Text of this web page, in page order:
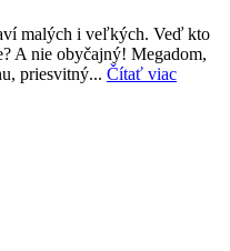
malých i veľkých. Veď kto
A nie obyčajný! Megadom,
priesvitný... Čítať viac